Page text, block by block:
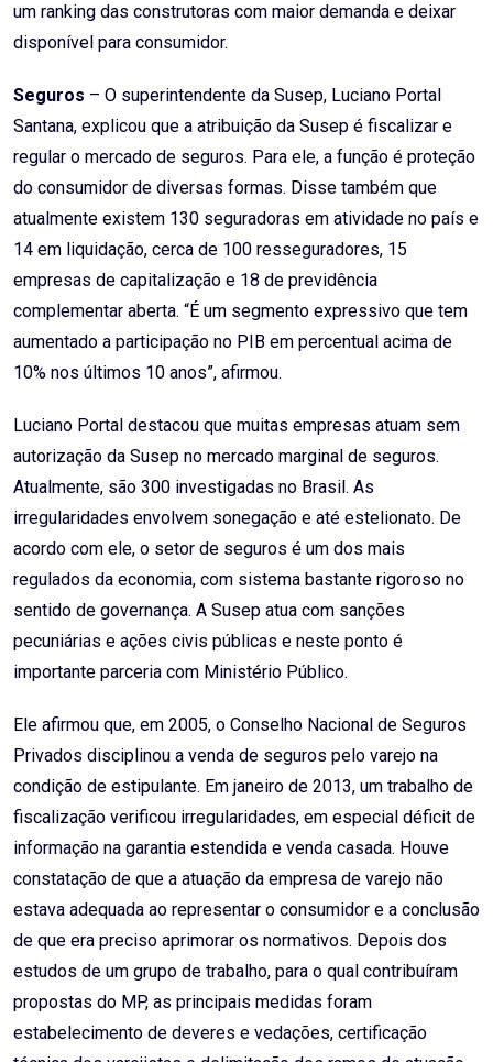
um ranking das construtoras com maior demanda e deixar
disponível para consumidor.
Seguros – O superintendente da Susep, Luciano Portal
Santana, explicou que a atribuição da Susep é fiscalizar e
regular o mercado de seguros. Para ele, a função é proteção
do consumidor de diversas formas. Disse também que
atualmente existem 130 seguradoras em atividade no país e
14 em liquidação, cerca de 100 resseguradores, 15
empresas de capitalização e 18 de previdência
complementar aberta. “É um segmento expressivo que tem
aumentado a participação no PIB em percentual acima de
10% nos últimos 10 anos”, afirmou.
Luciano Portal destacou que muitas empresas atuam sem
autorização da Susep no mercado marginal de seguros.
Atualmente, são 300 investigadas no Brasil. As
irregularidades envolvem sonegação e até estelionato. De
acordo com ele, o setor de seguros é um dos mais
regulados da economia, com sistema bastante rigoroso no
sentido de governança. A Susep atua com sanções
pecuniárias e ações civis públicas e neste ponto é
importante parceria com Ministério Público.
Ele afirmou que, em 2005, o Conselho Nacional de Seguros
Privados disciplinou a venda de seguros pelo varejo na
condição de estipulante. Em janeiro de 2013, um trabalho de
fiscalização verificou irregularidades, em especial déficit de
informação na garantia estendida e venda casada. Houve
constatação de que a atuação da empresa de varejo não
estava adequada ao representar o consumidor e a conclusão
de que era preciso aprimorar os normativos. Depois dos
estudos de um grupo de trabalho, para o qual contribuíram
propostas do MP, as principais medidas foram
estabelecimento de deveres e vedações, certificação